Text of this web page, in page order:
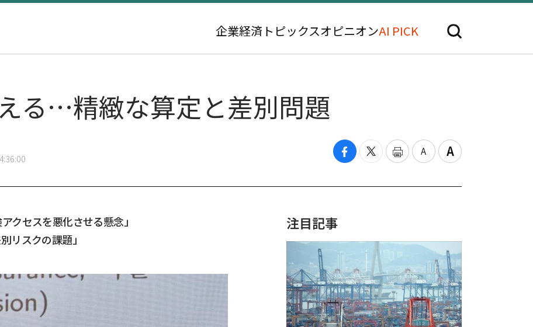
企業経済 トピックスオピニオンAI PICK
る…精緻な算定と差別問題
クセスを悪化させる懸念」
リスクの課題」
注目記事